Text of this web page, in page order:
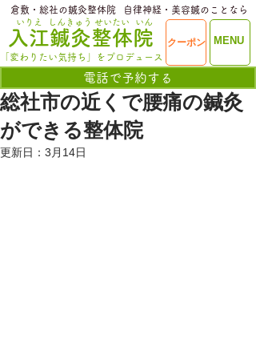
ME
​入江鍼灸整体院
いりえ
MENU
クーポン
電話で予約する
せいたい
しんきゅう いん
「変わりたい気持ち」をプロデュース
​倉敷・総社の鍼灸整体院 ​自律神経・美容鍼のことなら
総社市の近くで腰痛の鍼灸
ができる整体院
更新日： 3月14日